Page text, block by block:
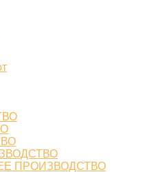
ПРОИЗВОДСТВО